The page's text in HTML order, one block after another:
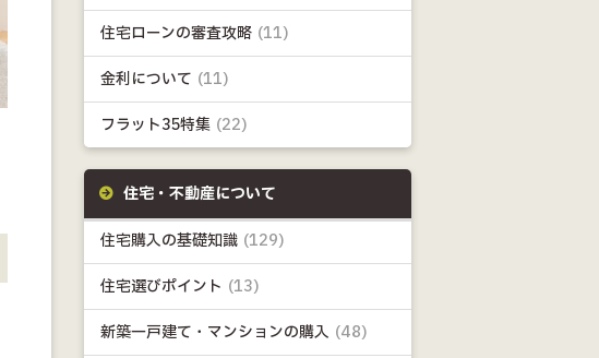
住宅ローンの審査攻略 (11)
金利について (11)
フラット35特集 (22)
住宅・不動産について
住宅購入の基礎知識 (129)
住宅選びポイント (13)
新築一戸建て・マンションの購入 (48)